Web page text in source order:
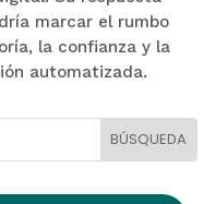
marcar el rumbo
la confianza y la
automatizada.